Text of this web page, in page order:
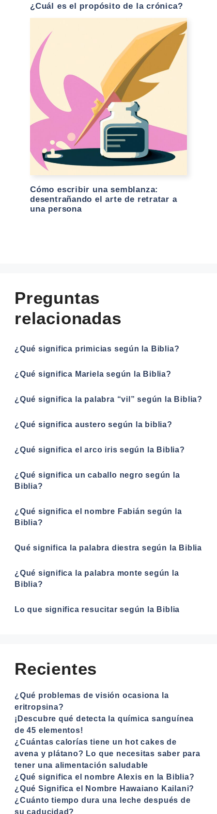
¿Cuál es el propósito de la crónica?
Cómo escribir una semblanza:
desentrañando el arte de retratar a
una persona
Preguntas
relacionadas
¿Qué significa primicias según la Biblia?
¿Qué significa Mariela según la Biblia?
¿Qué significa la palabra “vil” según la Biblia?
¿Qué significa austero según la biblia?
¿Qué significa el arco iris según la Biblia?
¿Qué significa un caballo negro según la
Biblia?
¿Qué significa el nombre Fabián según la
Biblia?
Qué significa la palabra diestra según la Biblia
¿Qué significa la palabra monte según la
Biblia?
Lo que significa resucitar según la Biblia
Recientes
¿Qué problemas de visión ocasiona la
eritropsina?
¡Descubre qué detecta la química sanguínea
de 45 elementos!
¿Cuántas calorías tiene un hot cakes de
avena y plátano? Lo que necesitas saber para
tener una alimentación saludable
¿Qué significa el nombre Alexis en la Biblia?
¿Qué Significa el Nombre Hawaiano Kailani?
¿Cuánto tiempo dura una leche después de
su caducidad?